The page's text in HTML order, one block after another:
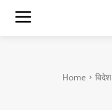
Home विदेश